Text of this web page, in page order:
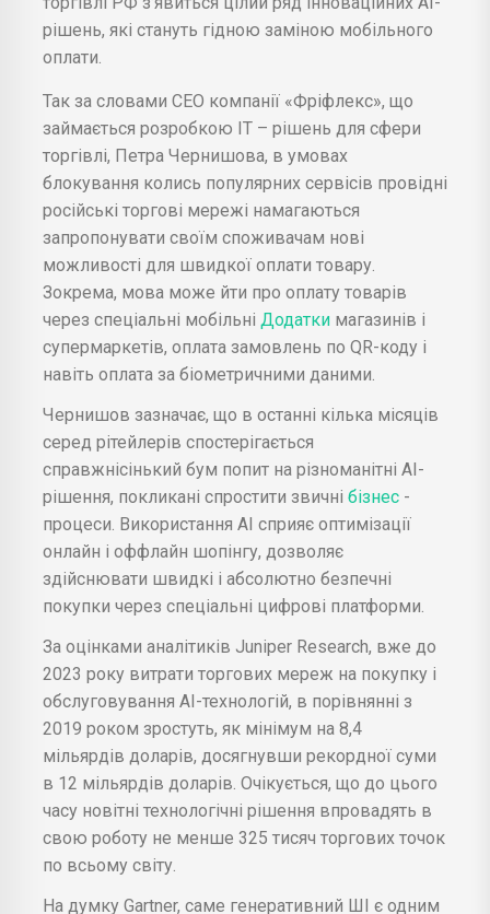
рішень, які стануть гідною заміною мобільного
оплати.
Так за словами СЕО компанії «Фріфлекс», що
займається розробкою IT – рішень для сфери
торгівлі, Петра Чернишова, в умовах
блокування колись популярних сервісів провідні
російські торгові мережі намагаються
запропонувати своїм споживачам нові
можливості для швидкої оплати товару.
Зокрема, мова може йти про оплату товарів
через спеціальні мобільні Додатки магазинів і
супермаркетів, оплата замовлень по QR-коду і
навіть оплата за біометричними даними.
Чернишов зазначає, що в останні кілька місяців
серед рітейлерів спостерігається
справжнісінький бум попит на різноманітні AI-
рішення, покликані спростити звичні бізнес -
процеси. Використання AI сприяє оптимізації
онлайн і оффлайн шопінгу, дозволяє
здійснювати швидкі і абсолютно безпечні
покупки через спеціальні цифрові платформи.
За оцінками аналітиків Juniper Research, вже до
2023 року витрати торгових мереж на покупку і
обслуговування AI-технологій, в порівнянні з
2019 роком зростуть, як мінімум на 8,4
мільярдів доларів, досягнувши рекордної суми
в 12 мільярдів доларів. Очікується, що до цього
часу новітні технологічні рішення впровадять в
свою роботу не менше 325 тисяч торгових точок
по всьому світу.
На думку Gartner, саме генеративний ШІ є одним